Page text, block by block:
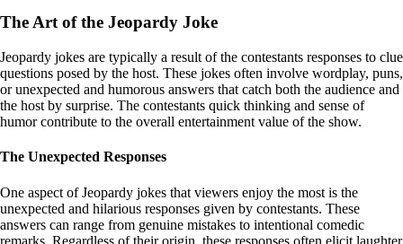
The Art of the Jeopardy Joke
Jeopardy jokes are typically a result of the contestants responses to clue
questions posed by the host. These jokes often involve wordplay, puns,
or unexpected and humorous answers that catch both the audience and
the host by surprise. The contestants quick thinking and sense of
humor contribute to the overall entertainment value of the show.
The Unexpected Responses
One aspect of Jeopardy jokes that viewers enjoy the most is the
unexpected and hilarious responses given by contestants. These
answers can range from genuine mistakes to intentional comedic
remarks. Regardless of their origin, these responses often elicit laughter